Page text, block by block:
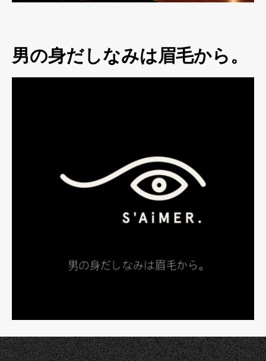
男の身だしなみは眉毛から。